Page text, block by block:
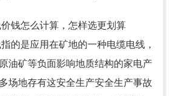
钱怎么计算，怎样选更划算
的是应用在矿地的一种电缆电线，
油矿等负面影响地质结构的家电产
场地存有这安全生产安全生产事故